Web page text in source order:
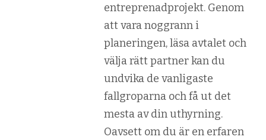
entreprenadprojekt. Genom
att vara noggrann i
planeringen, läsa avtalet och
välja rätt partner kan du
undvika de vanligaste
fallgroparna och få ut det
mesta av din uthyrning.
Oavsett om du är en erfaren